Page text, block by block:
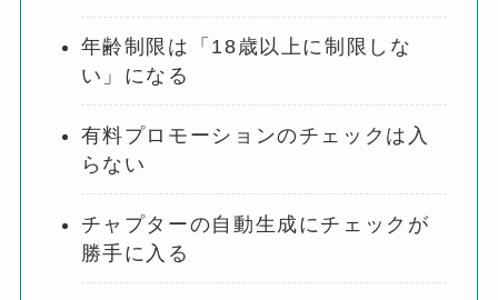
年齢制限は「18歳以上に制限しな
い」になる
有料プロモーションのチェックは入
らない
チャプターの自動生成にチェックが
勝手に入る